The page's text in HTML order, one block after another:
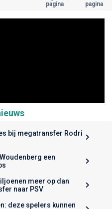
pagina
pagina
bij megatransfer Rodri
een
meer op dan
naar PSV
deze spelers kunnen